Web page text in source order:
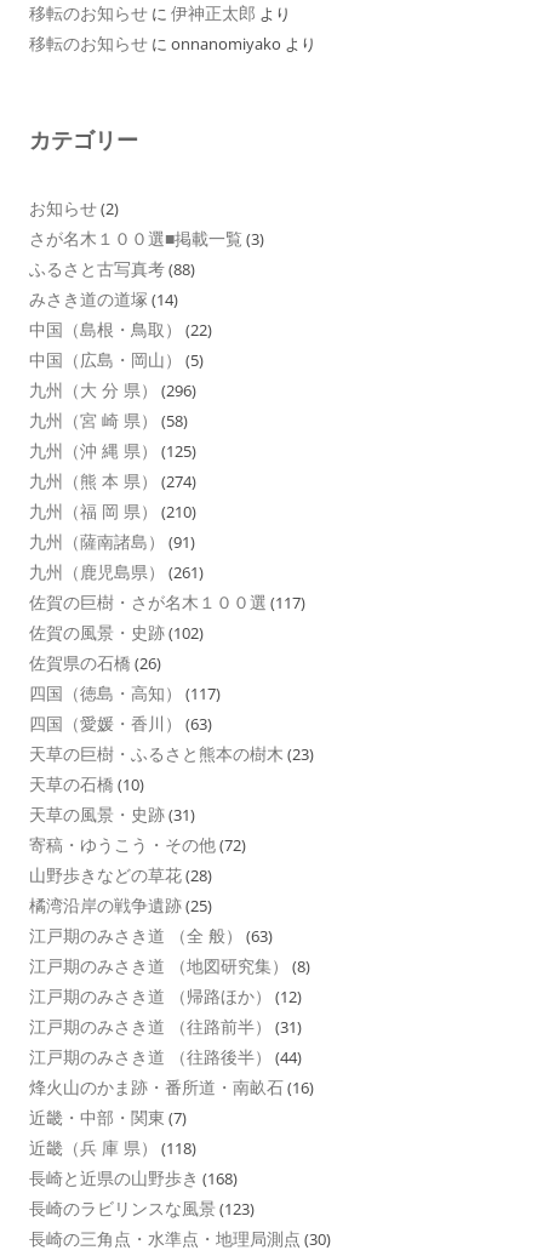
移転のお知らせ に 伊神正太郎 より
移転のお知らせ に onnanomiyako より
カテゴリー
お知らせ(2)
さが名木１００選■掲載一覧 (3)
ふるさと古写真考(88)
みさき道の道塚 (14)
中国（島根・鳥取） (22)
中国（広島・岡山） (5)
九州（大 分 県） (296)
九州（宮 崎 県） (58)
九州（沖 縄 県） (125)
九州（熊 本 県） (274)
九州（福 岡 県） (210)
九州（薩南諸島） (91)
九州（鹿児島県） (261)
佐賀の巨樹・さが名木１００選 (117)
佐賀の風景・史跡(102)
佐賀県の石橋 (26)
四国（徳島・高知） (117)
四国（愛媛・香川） (63)
天草の巨樹・ふるさと熊本の樹木 (23)
天草の石橋 (10)
天草の風景・史跡(31)
寄稿・ゆうこう・その他(72)
山野歩きなどの草花(28)
橘湾沿岸の戦争遺跡(25)
江戸期のみさき道 （全 般） (63)
江戸期のみさき道 （地図研究集） (8)
江戸期のみさき道 （帰路ほか） (12)
江戸期のみさき道 （往路前半） (31)
江戸期のみさき道 （往路後半） (44)
烽火山のかま跡・番所道・南畝石(16)
近畿・中部・関東 (7)
近畿（兵 庫 県） (118)
長崎と近県の山野歩き (168)
長崎のラビリンスな風景 (123)
長崎の三角点・水準点・地理局測点 (30)